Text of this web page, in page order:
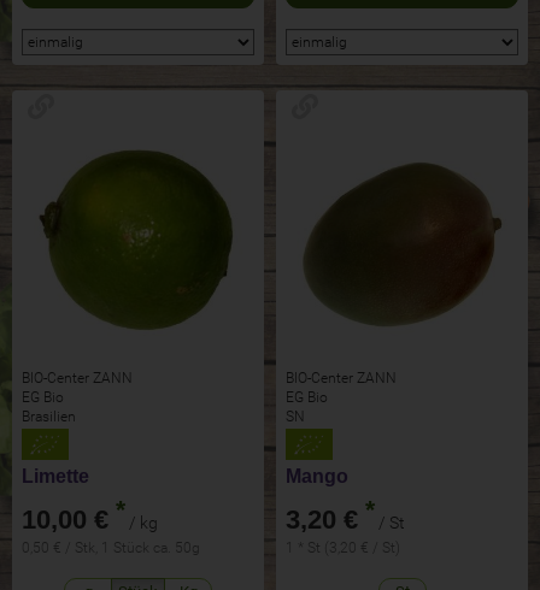
BIO-Center ZANN
EG Bio
Brasilien
Limette
10,00 € * / kg
0,50 € / Stk, 1 Stück ca. 50g
BIO-Center ZANN
EG Bio
SN
Mango
3,20 € * / St
1 * St (3,20 € / St)